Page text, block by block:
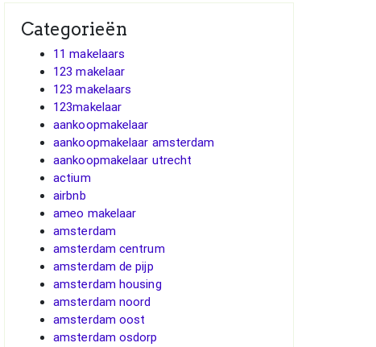
Categorieën
11 makelaars
123 makelaar
123 makelaars
123makelaar
aankoopmakelaar
aankoopmakelaar amsterdam
aankoopmakelaar utrecht
actium
airbnb
ameo makelaar
amsterdam
amsterdam centrum
amsterdam de pijp
amsterdam housing
amsterdam noord
amsterdam oost
amsterdam osdorp